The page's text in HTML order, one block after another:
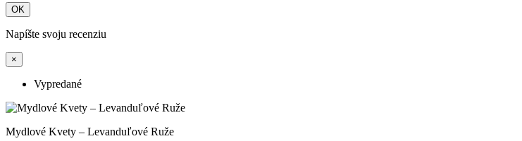
OK
Napíšte svoju recenziu
×
Vypredané
Mydlové Kvety – Levanduľové Ruže